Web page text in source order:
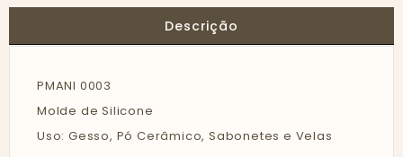
Descrição
PMANI 0003
Molde de Silicone
Uso: Gesso, Pó Cerâmico, Sabonetes e Velas